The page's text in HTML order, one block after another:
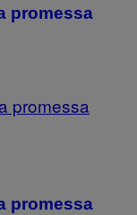
promessa
promessa